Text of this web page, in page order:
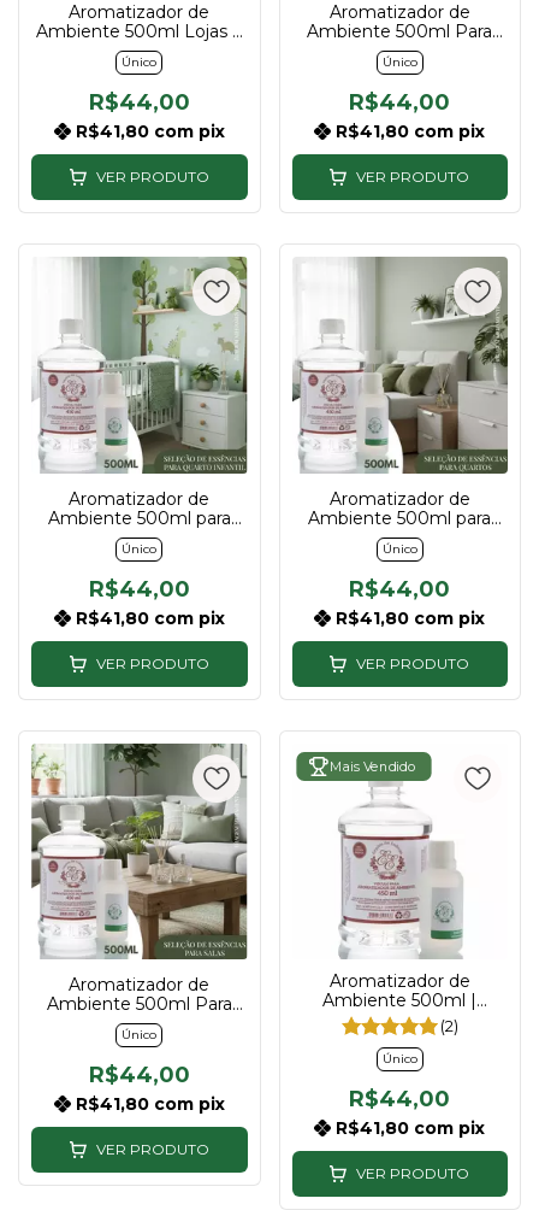
Aromatizador de
Ambiente 500ml Lojas e
Escritórios Masculino |
Descubra sua essência
Único
R$44,00
R$41,80 com pix
VER PRODUTO
Aromatizador de
Ambiente 500ml Para
Banheiro | Descubra sua
essência
Único
R$44,00
R$41,80 com pix
VER PRODUTO
Aromatizador de
Ambiente 500ml para
Quarto Infantil |
Descubra sua essência
Único
R$44,00
R$41,80 com pix
VER PRODUTO
Aromatizador de
Ambiente 500ml para
Quarto | Descubra sua
essência
Único
R$44,00
R$41,80 com pix
VER PRODUTO
Aromatizador de
Ambiente 500ml Para
Sala | Descubra sua
essência
Único
R$44,00
R$41,80 com pix
VER PRODUTO
Mais Vendido
Aromatizador de
Ambiente 500ml |
Descubra sua essência
(2)
Único
R$44,00
R$41,80 com pix
VER PRODUTO